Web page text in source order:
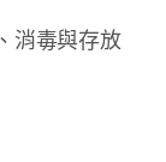
消毒與存放